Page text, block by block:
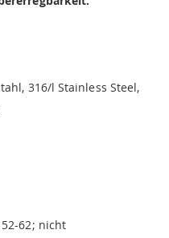
316/l Stainless Steel,
62; nicht